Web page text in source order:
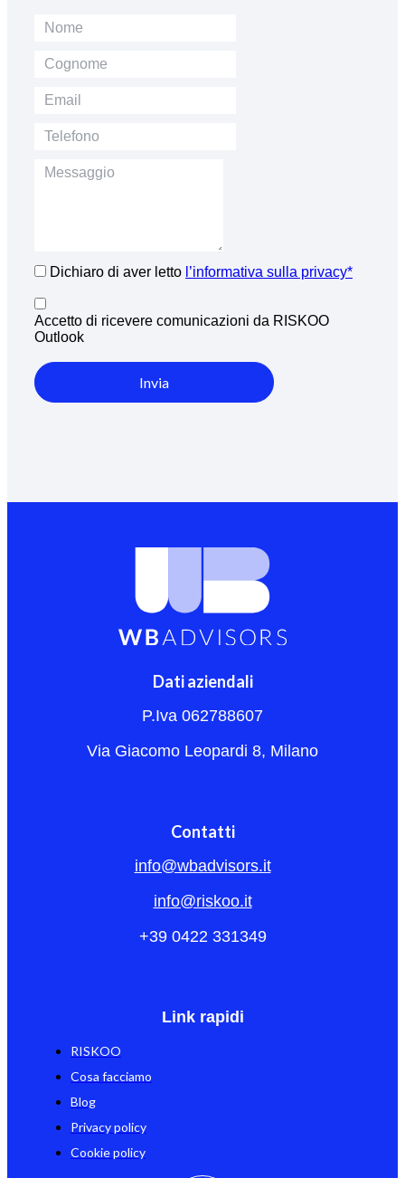
Dichiaro di aver letto l’informativa sulla privacy*
Accetto di ricevere comunicazioni da RISKOO
Outlook
Invia
Dati aziendali
P.Iva 062788607
Via Giacomo Leopardi 8, Milano
Contatti
info@wbadvisors.it
info@riskoo.it
+39 0422 331349
Link rapidi
RISKOO
Cosa facciamo
Blog
Privacy policy
Cookie policy